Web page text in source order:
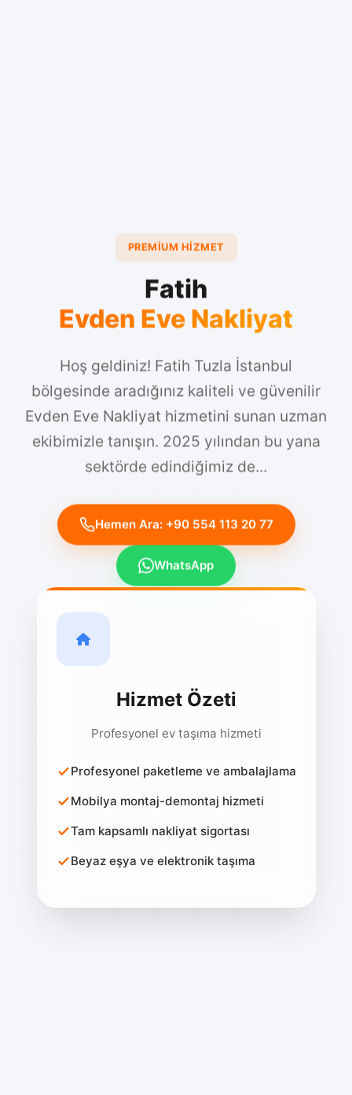
PREMIUM HIZMET
Fatih
Evden Eve Nakliyat
Hoş geldiniz! Fatih Tuzla İstanbul
bölgesinde aradığınız kaliteli ve güvenilir
Evden Eve Nakliyat hizmetini sunan uzman
ekibimizle tanışın. 2025 yılından bu yana
sektörde edindiğimiz de...
Hizmet Özeti
Profesyonel ev taşıma hizmeti
Profesyonel paketleme ve ambalajlama
Mobilya montaj-demontaj hizmeti
Tam kapsamlı nakliyat sigortası
Beyaz eşya ve elektronik taşıma